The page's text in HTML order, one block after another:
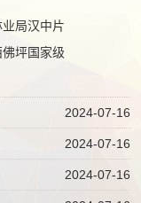
局汉中片
坪国家级
2024-07-16
2024-07-16
2024-07-16